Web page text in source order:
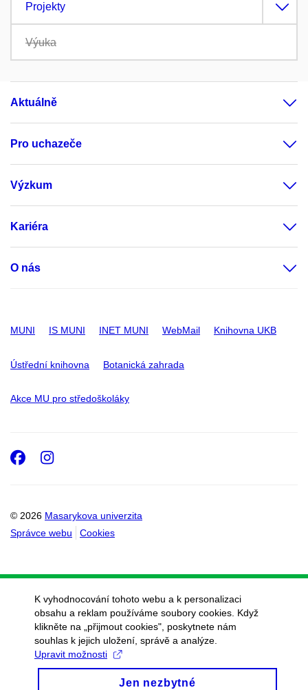
Projekty
Výuka
Aktuálně
Pro uchazeče
Výzkum
Kariéra
O nás
MUNI IS MUNI INET MUNI WebMail Knihovna UKB
Ústřední knihovna Botanická zahrada
Akce MU pro středoškoláky
© 2026 Masarykova univerzita
Správce webu
Cookies
Facebook
Instagram
K vyhodnocování tohoto webu a k personalizaci
obsahu a reklam používáme soubory cookies. Když
klikněte na „přijmout cookies", poskytnete nám
souhlas k jejich uložení, správě a analýze.
Upravit možnosti
Jen nezbytné